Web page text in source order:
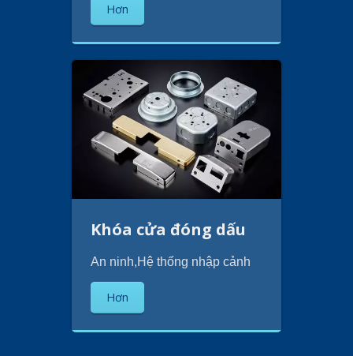
Hơn
Khóa cửa đóng dấu
An ninh,Hệ thống nhập cảnh
Hơn